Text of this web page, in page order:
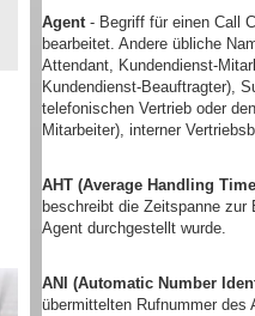
Agent- Begriff für einen Call
bearbeitet. Andere übliche
Attendant, Kundendienst-
Kundendienst-Beauftragter),
telefonischen Vertrieb oder
Mitarbeiter), interner
AHT (Average Handling
beschreibt die Zeitspanne
Agent durchgestellt wurde.
ANI (Automatic Number
übermittelten Rufnummer des